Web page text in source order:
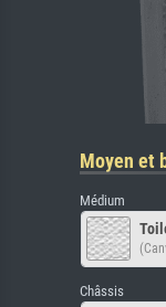
Moyen et
Médium
Châssis